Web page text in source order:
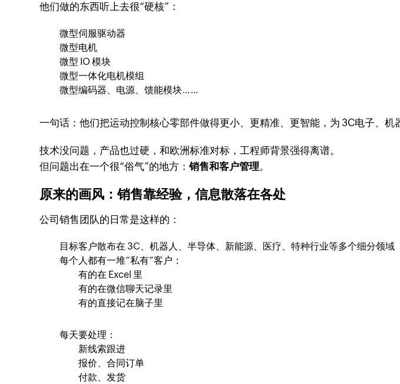
他们做的东西听上去很“硬核”：
微型伺服驱动器
微型电机
微型 IO 模块
微型一体化电机模组
微型编码器、电源、馈能模块……
一句话：他们把运动控制核心零部件做得更小、更精准、更智能，为 3C电子、
技术没问题，产品也过硬，和欧洲标准对标，工程师背景强得离谱。
但问题出在一个很“俗气”的地方：销售和客户管理。
原来的画风：销售靠经验，信息散落在各处
公司销售团队的日常是这样的：
目标客户散布在 3C、机器人、半导体、新能源、医疗、特种行业等多个细分领域
每个人都有一堆“私有”客户：
有的在 Excel 里
有的在微信聊天记录里
有的直接记在脑子里
每天要处理：
新线索跟进
报价、合同订单
付款、发货